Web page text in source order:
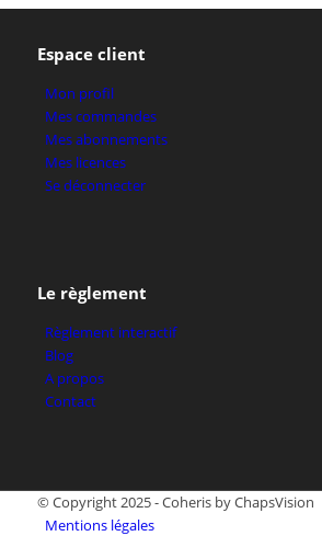
Espace client
Mon profil
Mes commandes
Mes abonnements
Mes licences
Se déconnecter
Le règlement
Règlement interactif
Blog
A propos
Contact
© Copyright 2025 - Coheris by ChapsVision
Mentions légales